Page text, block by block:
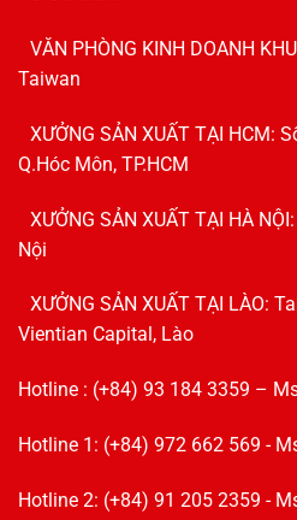
VĂN PHÒNG KINH DOANH
Taiwan
XƯỞNG SẢN XUẤT TẠI HCM:
Q.Hóc Môn, TP.HCM
XƯỞNG SẢN XUẤT TẠI HÀ
Nội
XƯỞNG SẢN XUẤT TẠI LÀO:
Vientian Capital, Lào
Hotline : (+84) 93 184 3359 –
Hotline 1: (+84) 972 662 569 -
Hotline 2: (+84) 91 205 2359 -